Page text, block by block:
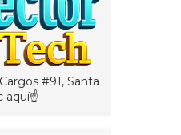
#91, Santa
aquí☝